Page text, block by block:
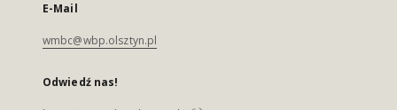
E-Mail
wmbc@wbp.olsztyn.pl
Odwiedź nas!